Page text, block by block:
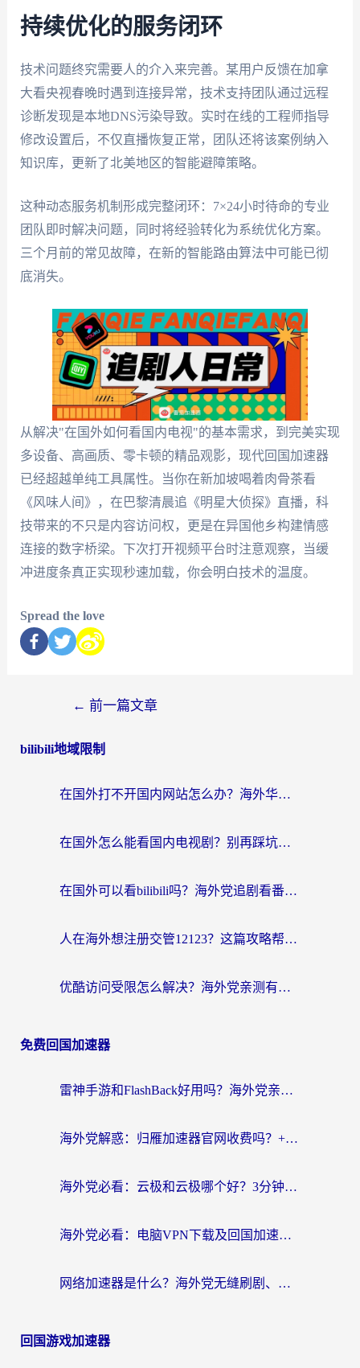
持续优化的服务闭环
技术问题终究需要人的介入来完善。某用户反馈在加拿
大看央视春晚时遇到连接异常，技术支持团队通过远程
诊断发现是本地DNS污染导致。实时在线的工程师指导
修改设置后，不仅直播恢复正常，团队还将该案例纳入
知识库，更新了北美地区的智能避障策略。
这种动态服务机制形成完整闭环：7×24小时待命的专业
团队即时解决问题，同时将经验转化为系统优化方案。
三个月前的常见故障，在新的智能路由算法中可能已彻
底消失。
从解决"在国外如何看国内电视"的基本需求，到完美实现
多设备、高画质、零卡顿的精品观影，现代回国加速器
已经超越单纯工具属性。当你在新加坡喝着肉骨茶看
《风味人间》，在巴黎清晨追《明星大侦探》直播，科
技带来的不只是内容访问权，更是在异国他乡构建情感
连接的数字桥梁。下次打开视频平台时注意观察，当缓
冲进度条真正实现秒速加载，你会明白技术的温度。
Spread the love
← 前一篇文章
bilibili地域限制
在国外打不开国内网站怎么办？海外华人亲测的回国加速器选择指南
在国外怎么能看国内电视剧？别再踩坑！这篇给你真实解决方案
在国外可以看bilibili吗？海外党追剧看番的终极解决方案来了
人在海外想注册交管12123？这篇攻略帮你搞定（附回国加速神器）
优酷访问受限怎么解决？海外党亲测有效的回国加速方案
免费回国加速器
雷神手游和FlashBack好用吗？海外党亲测指南，避开破解版坑轻松访问国内资源
海外党解惑：归雁加速器官网收费吗？+3个回国加速问题的真实答案
海外党必看：云极和云极哪个好？3分钟选对回国加速器，无缝访问国内资源
海外党必看：电脑VPN下载及回国加速器选择指南——无缝访问国内资源不再难
网络加速器是什么？海外党无缝刷剧、看NBA的实用指南
回国游戏加速器